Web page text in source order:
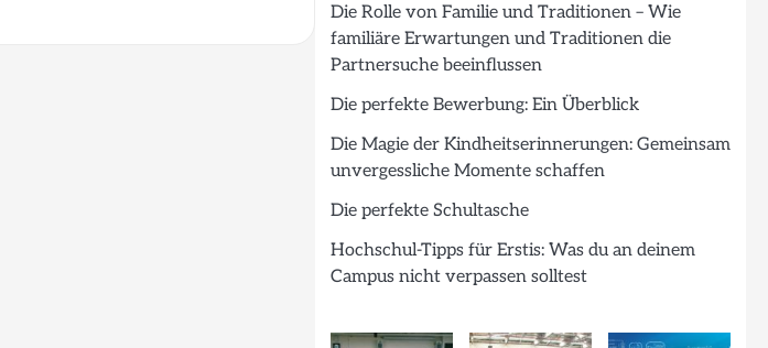
Die Rolle von Familie und Traditionen – Wie
familiäre Erwartungen und Traditionen die
Partnersuche beeinflussen
Die perfekte Bewerbung: Ein Überblick
Die Magie der Kindheitserinnerungen: Gemeinsam
unvergessliche Momente schaffen
Die perfekte Schultasche
Hochschul-Tipps für Erstis: Was du an deinem
Campus nicht verpassen solltest